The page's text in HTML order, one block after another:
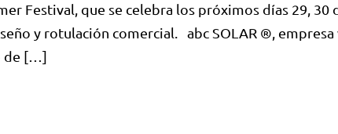
Festival, que se celebra los próximos días 29,
y rotulación comercial. abc SOLAR ®,
de […]